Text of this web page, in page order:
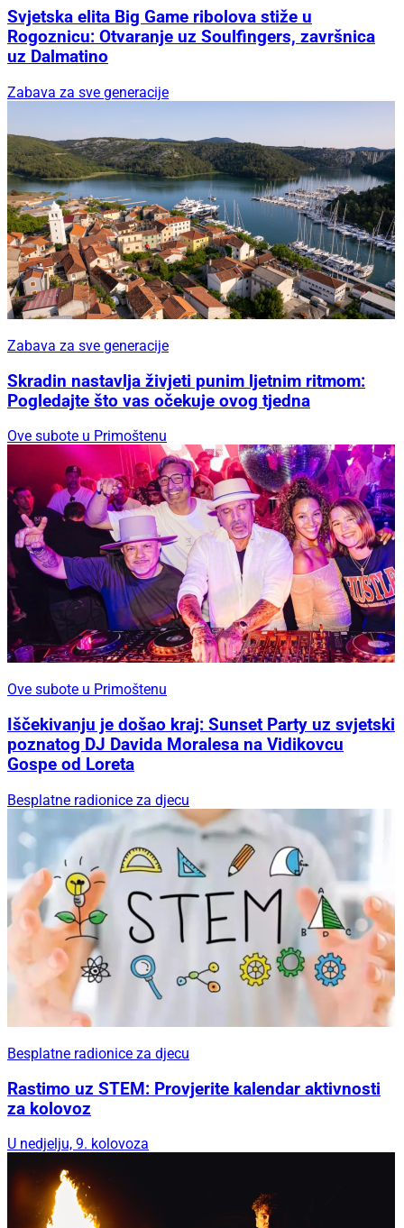
Svjetska elita Big Game ribolova stiže u
Rogoznicu: Otvaranje uz Soulfingers, završnica
uz Dalmatino
Zabava za sve generacije
Zabava za sve generacije
Skradin nastavlja živjeti punim ljetnim ritmom:
Pogledajte što vas očekuje ovog tjedna
Ove subote u Primoštenu
Ove subote u Primoštenu
Iščekivanju je došao kraj: Sunset Party uz svjetski
poznatog DJ Davida Moralesa na Vidikovcu
Gospe od Loreta
Besplatne radionice za djecu
Besplatne radionice za djecu
Rastimo uz STEM: Provjerite kalendar aktivnosti
za kolovoz
U nedjelju, 9. kolovoza